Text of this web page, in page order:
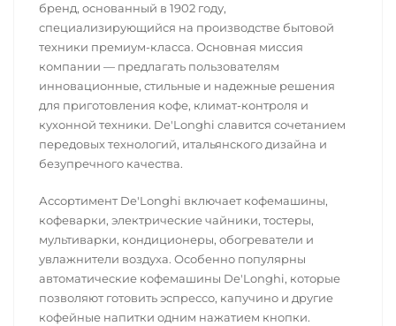
бренд, основанный в 1902 году,
специализирующийся на производстве бытовой
техники премиум-класса. Основная миссия
компании — предлагать пользователям
инновационные, стильные и надежные решения
для приготовления кофе, климат-контроля и
кухонной техники. De'Longhi славится сочетанием
передовых технологий, итальянского дизайна и
безупречного качества.
Ассортимент De'Longhi включает кофемашины,
кофеварки, электрические чайники, тостеры,
мультиварки, кондиционеры, обогреватели и
увлажнители воздуха. Особенно популярны
автоматические кофемашины De'Longhi, которые
позволяют готовить эспрессо, капучино и другие
кофейные напитки одним нажатием кнопки.